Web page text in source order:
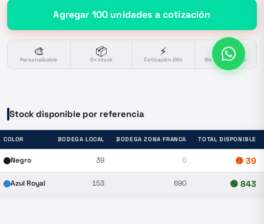
Agregar 100 unidades a cotización
🎨
Personalizable
📦
En stock
⚡
Cotización 24h
🔒
Sin compromiso
Stock disponible por referencia
COLOR BODEGA LOCAL BODEGA ZONA FRANCA TOTAL DISPONIBLE
Negro 39 0 🟡 39
Azul Royal 153 690 🟢 843